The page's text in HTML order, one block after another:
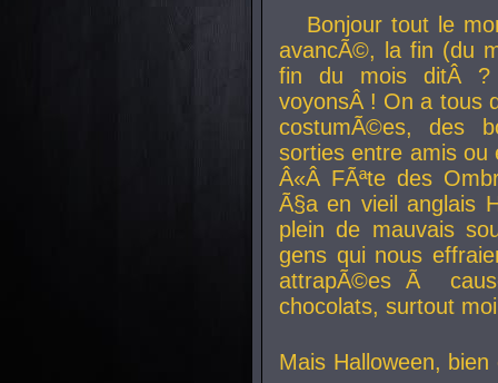
Bonjour tout le
avancÃ©, la fin (du
fin du mois ditÂ ?
voyonsÂ ! On a tous
costumÃ©es, des
sorties entre amis
Â«Â FÃªte des
Ã§a en vieil anglais
plein de mauvais
gens qui nous
attrapÃ©es Ã
chocolats, surtout
Mais Halloween, bien